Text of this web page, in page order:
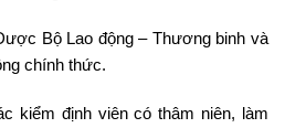
Bộ Lao động – Thương binh và
chính thức.
kiểm định viên có thâm niên, làm